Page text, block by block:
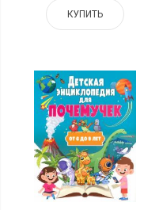
КУПИТЬ